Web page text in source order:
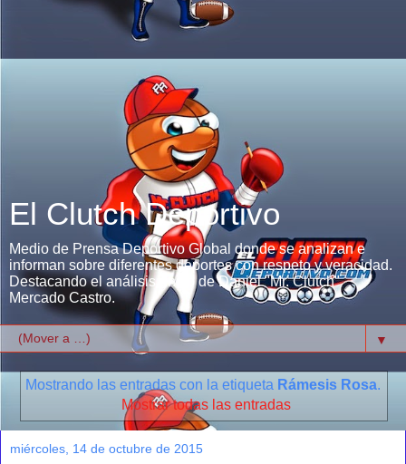
El Clutch Deportivo
Medio de Prensa Deportivo Global donde se analizan e
informan sobre diferentes deportes con respeto y veracidad.
Destacando el análisis único de Daniel "Mr. Clutch"
Mercado Castro.
▼
Mostrando las entradas con la etiqueta Rámesis Rosa.
Mostrar todas las entradas
miércoles, 14 de octubre de 2015